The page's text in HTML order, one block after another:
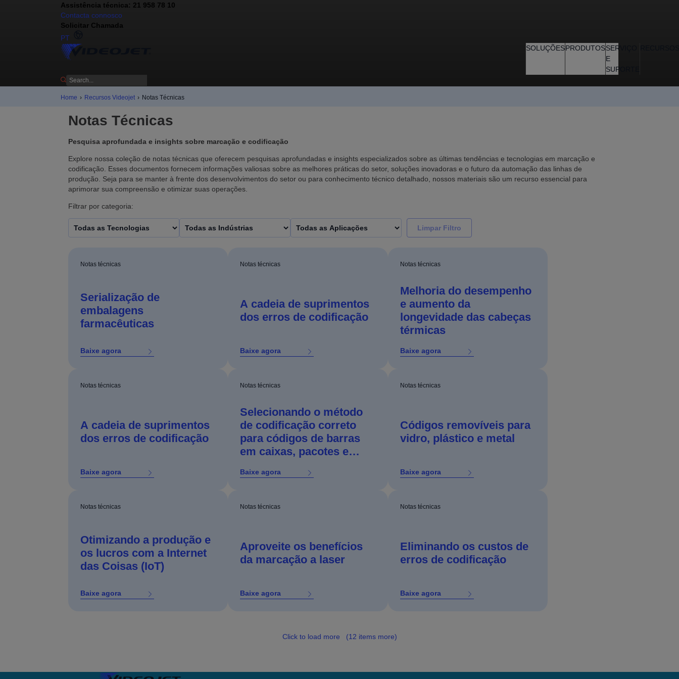
Assistência técnica: 21 958 78 10
Contacta connosco
Solicitar Chamada
PT
SOLUÇÕESPRODUTOSSERVIÇO
E
SUPORTE
Home › Recursos Videojet › Notas Técnicas
Notas Técnicas
Pesquisa aprofundada e insights sobre marcação e codificação
Explore nossa coleção de notas técnicas que oferecem pesquisas aprofundadas e insights especializados sobre as últimas tendências e tecnologias em marcação e
codificação. Esses documentos fornecem informações valiosas sobre as melhores práticas do setor, soluções inovadoras e o futuro da automação das linhas de
produção. Seja para se manter à frente dos desenvolvimentos do setor ou para conhecimento técnico detalhado, nossos materiais são um recurso essencial para
aprimorar sua compreensão e otimizar suas operações.
Filtrar por categoria:
Limpar Filtro
Notas técnicas
Serialização de
embalagens
farmacêuticas
Baixe agora
Notas técnicas
A cadeia de suprimentos
dos erros de codificação
Baixe agora
Notas técnicas
Melhoria do desempenho
e aumento da
longevidade das cabeças
térmicas
Baixe agora
Notas técnicas
A cadeia de suprimentos
dos erros de codificação
Baixe agora
Notas técnicas
Selecionando o método
de codificação correto
para códigos de barras
em caixas, pacotes e
Baixe agora
Notas técnicas
Códigos removíveis para
vidro, plástico e metal
Baixe agora
Notas técnicas
Otimizando a produção e
os lucros com a Internet
das Coisas (IoT)
Baixe agora
Notas técnicas
Aproveite os benefícios
da marcação a laser
Baixe agora
Notas técnicas
Eliminando os custos de
erros de codificação
Baixe agora
Click to load more (12 items more)